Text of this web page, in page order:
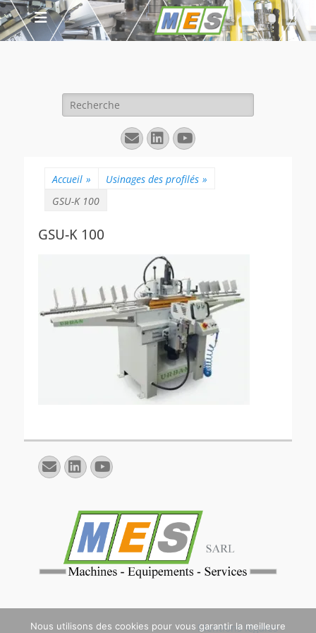
Rechercher :
E-
mail
Linkedin
YouTube
Accueil » Usinages des profilés »
GSU-K 100
GSU-K 100
E-
mail
Linkedin
YouTube
Mentions légales
Nous utilisons des cookies pour vous garantir la meilleure